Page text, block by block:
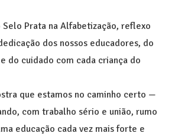
Selo Prata na Alfabetização, reflexo
dos nossos educadores, do
do cuidado com cada criança do
que estamos no caminho certo —
com trabalho sério e união, rumo
educação cada vez mais forte e